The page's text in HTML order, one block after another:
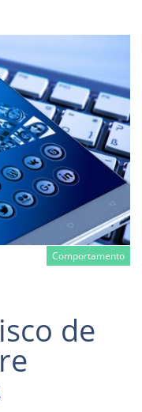
Comportamento
de